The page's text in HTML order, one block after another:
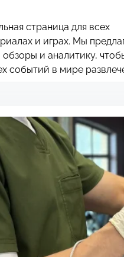
страница для всех
и играх. Мы
и аналитику,
событий в мире